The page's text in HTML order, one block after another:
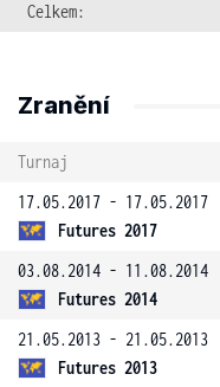
Celkem:
Zranění
Turnaj
17.05.2017 - 17.05.2017
Futures 2017
03.08.2014 - 11.08.2014
Futures 2014
21.05.2013 - 21.05.2013
Futures 2013